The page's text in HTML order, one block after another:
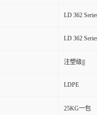
塑料制品
阻燃级|||
LD 362
LD 362
注塑级|||